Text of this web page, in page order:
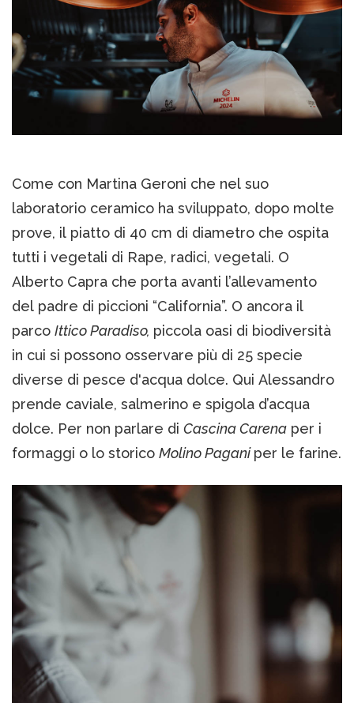
Come con Martina Geroni che nel suo
laboratorio ceramico ha sviluppato, dopo molte
prove, il piatto di 40 cm di diametro che ospita
tutti i vegetali di Rape, radici, vegetali. O
Alberto Capra che porta avanti l’allevamento
del padre di piccioni “California”. O ancora il
parco Ittico Paradiso, piccola oasi di biodiversità
in cui si possono osservare più di 25 specie
diverse di pesce d'acqua dolce. Qui Alessandro
prende caviale, salmerino e spigola d’acqua
dolce. Per non parlare di Cascina Carena per i
formaggi o lo storico Molino Paganiper le farine.